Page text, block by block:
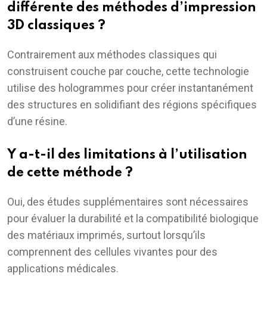
différente des méthodes d’impression
3D classiques ?
Contrairement aux méthodes classiques qui
construisent couche par couche, cette technologie
utilise des hologrammes pour créer instantanément
des structures en solidifiant des régions spécifiques
d’une résine.
Y a-t-il des limitations à l’utilisation
de cette méthode ?
Oui, des études supplémentaires sont nécessaires
pour évaluer la durabilité et la compatibilité biologique
des matériaux imprimés, surtout lorsqu’ils
comprennent des cellules vivantes pour des
applications médicales.